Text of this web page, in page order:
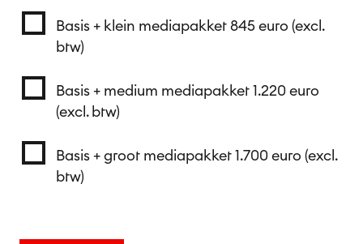
Basis + klein mediapakket 845 euro (excl.
btw)
Basis + medium mediapakket 1.220 euro
(excl. btw)
Basis + groot mediapakket 1.700 euro (excl.
btw)